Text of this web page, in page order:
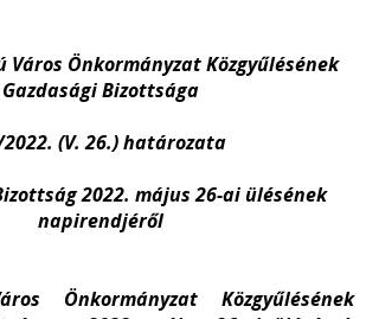
Város Önkormányzat Közgyűlésének
Gazdasági Bizottsága
(V. 26.) határozata
2022. május 26-ai ülésének
napirendjéről
Önkormányzat Közgyűlésének